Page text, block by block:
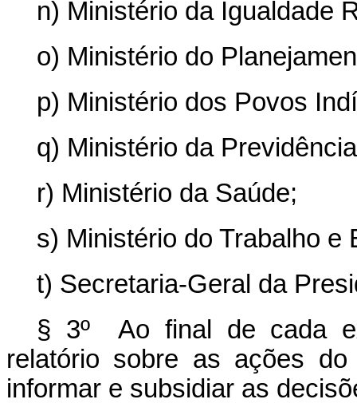
n) Ministério da Igualdade
o) Ministério do
p) Ministério dos Povos
q) Ministério da
r) Ministério da Saúde;
s) Ministério do Trabalho e
t) Secretaria-Geral da
§ 3º Ao final de cada
relatório sobre as ações
informar e subsidiar as